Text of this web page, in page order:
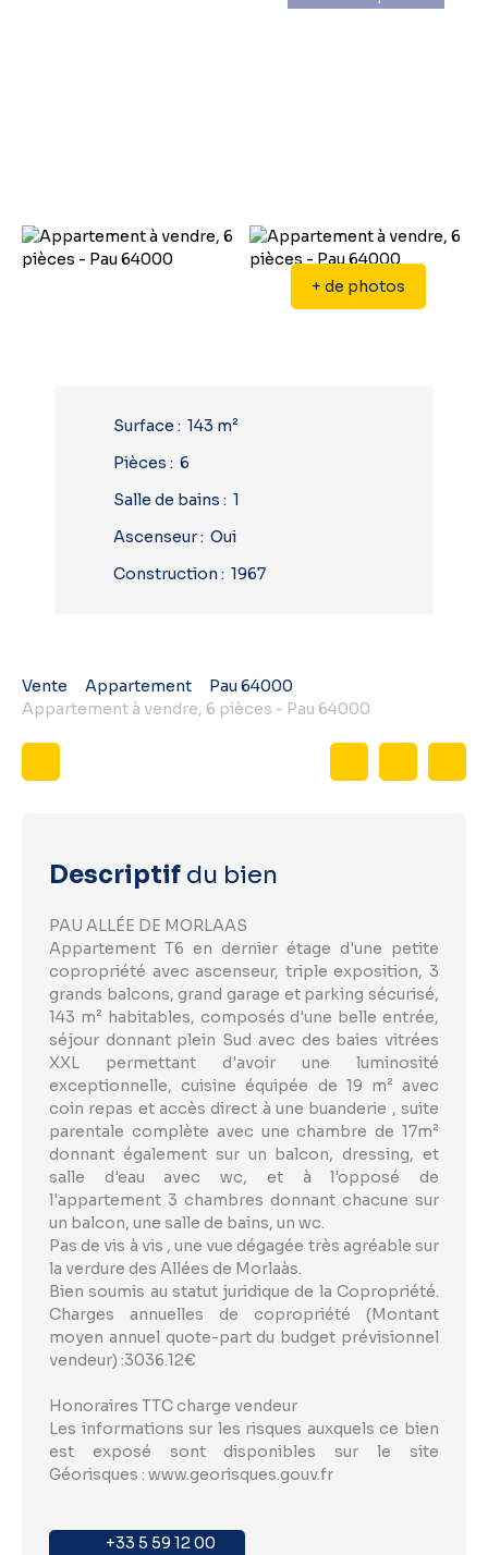
+ de photos
Surface : 143 m²
Pièces : 6
Salle de bains : 1
Ascenseur: Oui
Construction : 1967
Vente Appartement
Pau 64000
Appartement à vendre, 6 pièces - Pau 64000
Descriptif du bien
PAU ALLÉE DE MORLAAS
Appartement T6 en dernier étage d'une petite
copropriété avec ascenseur, triple exposition, 3
grands balcons, grand garage et parking sécurisé,
143 m² habitables, composés d'une belle entrée,
séjour donnant plein Sud avec des baies vitrées
XXL permettant d'avoir une luminosité
exceptionnelle, cuisine équipée de 19 m² avec
coin repas et accès direct à une buanderie , suite
parentale complète avec une chambre de 17m²
donnant également sur un balcon, dressing, et
salle d'eau avec wc, et à l'opposé de
l'appartement 3 chambres donnant chacune sur
un balcon, une salle de bains, un wc.
Pas de vis à vis , une vue dégagée très agréable sur
la verdure des Allées de Morlaàs.
Bien soumis au statut juridique de la Copropriété.
Charges annuelles de copropriété (Montant
moyen annuel quote-part du budget prévisionnel
vendeur) :3036.12€
Honoraires TTC charge vendeur
Les informations sur les risques auxquels ce bien
est exposé sont disponibles sur le site
Géorisques : www.georisques.gouv.fr
+33 5 59 12 00